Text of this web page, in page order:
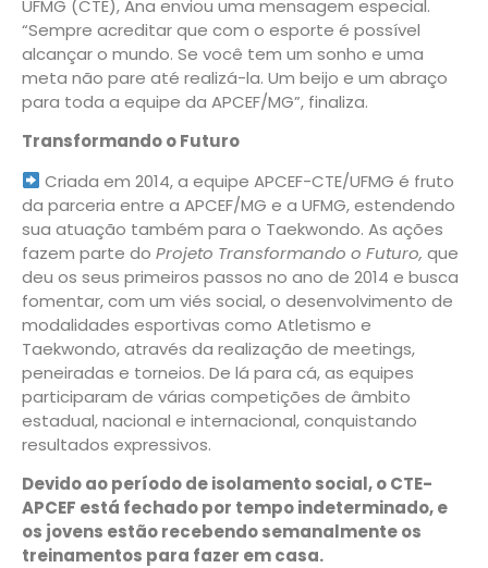
UFMG (CTE), Ana enviou uma mensagem especial.
“Sempre acreditar que com o esporte é possível
alcançar o mundo. Se você tem um sonho e uma
meta não pare até realizá-la. Um beijo e um abraço
para toda a equipe da APCEF/MG”, finaliza.
Transformando o Futuro
Criada em 2014, a equipe APCEF-CTE/UFMG é fruto
da parceria entre a APCEF/MG e a UFMG, estendendo
sua atuação também para o Taekwondo. As ações
fazem parte do Projeto Transformando o Futuro, que
deu os seus primeiros passos no ano de 2014 e busca
fomentar, com um viés social, o desenvolvimento de
modalidades esportivas como Atletismo e
Taekwondo, através da realização de meetings,
peneiradas e torneios. De lá para cá, as equipes
participaram de várias competições de âmbito
estadual, nacional e internacional, conquistando
resultados expressivos.
Devido ao período de isolamento social, o CTE-
APCEF está fechado por tempo indeterminado, e
os jovens estão recebendo semanalmente os
treinamentos para fazer em casa.